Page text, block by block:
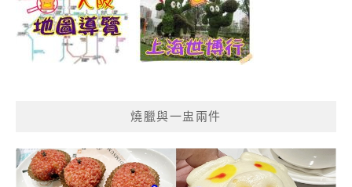
燒臘與一盅兩件